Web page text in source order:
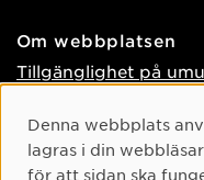
Om webbplatsen
Tillgänglighet på
personuppgifter
Hantera kakor
Cookie-
Denna webbplats
lagras i din
för att sidan ska